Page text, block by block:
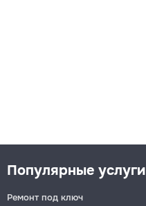
Популярные услуги
Ремонт под ключ